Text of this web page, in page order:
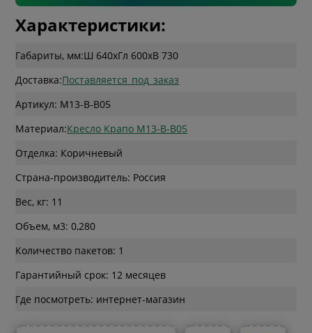
Характеристики:
Габариты, мм:Ш 640xГл 600xВ 730
Доставка:Поставляется_под_заказ
Артикул: M13-B-B05
Материал:Кресло Крапо M13-B-B05
Отделка: Коричневый
Страна-производитель: Россия
Вес, кг: 11
Объем, м3: 0,280
Количество пакетов: 1
Гарантийный срок: 12 месяцев
Где посмотреть: интернет-магазин